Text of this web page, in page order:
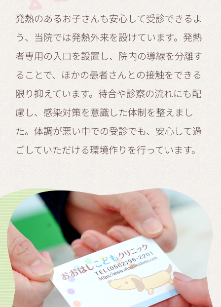
発熱のあるお子さんも安心して受診できるよ
う、当院では発熱外来を設けています。発熱
者専用の入口を設置し、院内の導線を分離す
ることで、ほかの患者さんとの接触をできる
限り抑えています。待合や診察の流れにも配
慮し、感染対策を意識した体制を整えまし
た。体調が悪い中での受診でも、安心して過
ごしていただける環境作りを行っています。